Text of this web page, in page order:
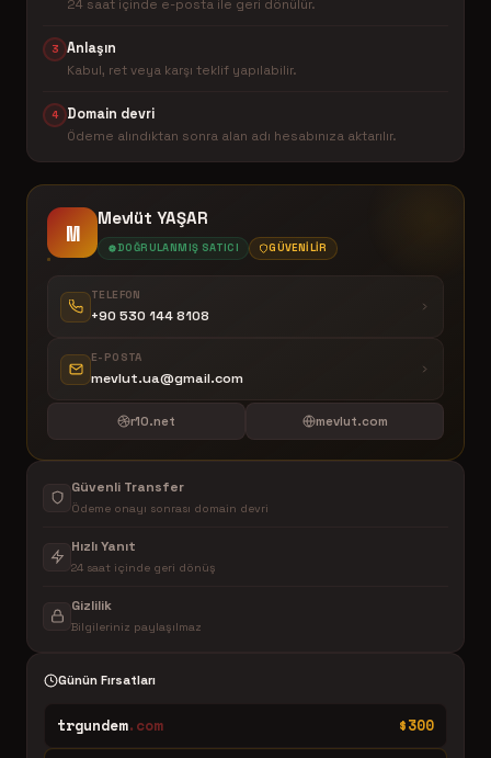
24 saat içinde e-posta ile geri dönülür.
3 Anlaşın
Kabul, ret veya karşı teklif yapılabilir.
4 Domain devri
Ödeme alındıktan sonra alan adı hesabınıza aktarılır.
M Mevlüt YAŞAR
DOĞRULANMIŞ SATICI GÜVENILIR
TELEFON
+90 530 144 8108
E-POSTA
mevlut.ua@gmail.com
r10.net mevlut.com
Güvenli Transfer
Ödeme onayı sonrası domain devri
Hızlı Yanıt
24 saat içinde geri dönüş
Gizlilik
Bilgileriniz paylaşılmaz
Günün Fırsatları
trgundem.com $300